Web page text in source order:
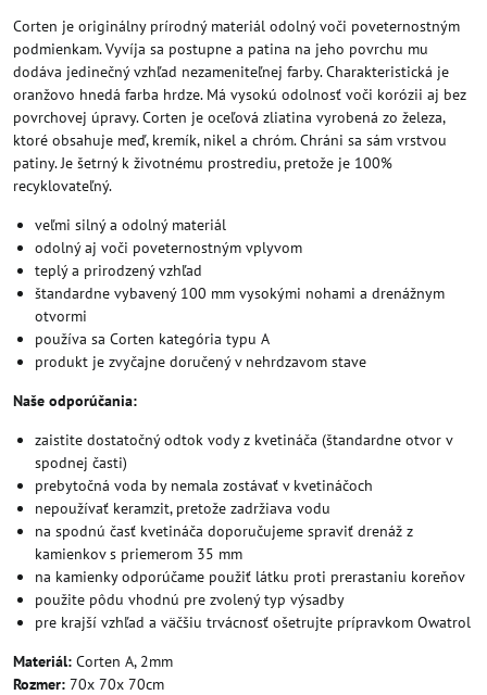
Corten je originálny prírodný materiál odolný voči poveternostným
podmienkam. Vyvíja sa postupne a patina na jeho povrchu mu
dodáva jedinečný vzhľad nezameniteľnej farby. Charakteristická je
oranžovo hnedá farba hrdze. Má vysokú odolnosť voči korózii aj bez
povrchovej úpravy. Corten je oceľová zliatina vyrobená zo železa,
ktoré obsahuje meď, kremík, nikel a chróm. Chráni sa sám vrstvou
patiny. Je šetrný k životnému prostrediu, pretože je 100%
recyklovateľný.
veľmi silný a odolný materiál
odolný aj voči poveternostným vplyvom
teplý a prirodzený vzhľad
štandardne vybavený 100 mm vysokými nohami a drenážnym
otvormi
používa sa Corten kategória typu A
produkt je zvyčajne doručený v nehrdzavom stave
Naše odporúčania:
zaistite dostatočný odtok vody z kvetináča (štandardne otvor v
spodnej časti)
prebytočná voda by nemala zostávať v kvetináčoch
nepoužívať keramzit, pretože zadržiava vodu
na spodnú časť kvetináča doporučujeme spraviť drenáž z
kamienkov s priemerom 35 mm
na kamienky odporúčame použiť látku proti prerastaniu koreňov
použite pôdu vhodnú pre zvolený typ výsadby
pre krajší vzhľad a väčšiu trvácnosť ošetrujte prípravkom Owatrol
Materiál: Corten A, 2mm
Rozmer: 70x 70x 70cm